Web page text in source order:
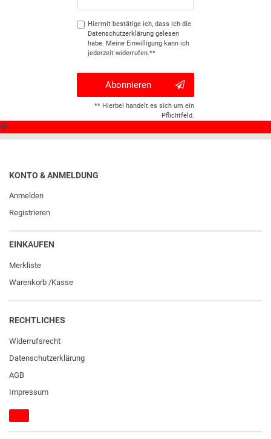
Hiermit bestätige ich, dass ich die
Daten­schutz­erklärunggelesen
habe. Meine Einwilligung kann ich
jederzeit widerrufen.**
Abonnieren
** Hierbei handelt es sich um ein
Pflichtfeld.
KONTO & ANMELDUNG
Anmelden
Registrieren
EINKAUFEN
Merkliste
Warenkorb /Kasse
RECHTLICHES
Widerrufs­recht
Daten­schutz­erklärung
AGB
Impressum